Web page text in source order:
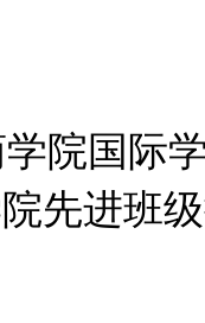
院国际
先进班